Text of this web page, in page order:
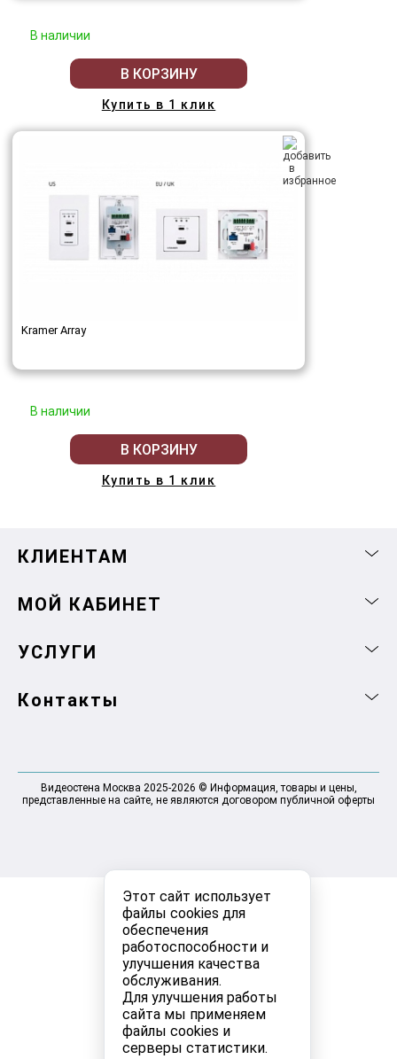
Этот сайт использует
файлы cookies для
обеспечения
работоспособности и
улучшения качества
обслуживания.
Для улучшения работы
сайта мы применяем
файлы cookies и
серверы статистики.
В наличии
В КОРЗИНУ
Купить в 1 клик
Kramer Array
В наличии
В КОРЗИНУ
Купить в 1 клик
КЛИЕНТАМ
МОЙ КАБИНЕТ
УСЛУГИ
Контакты
Видеостена Москва 2025-2026 © Информация, товары и цены,
представленные на сайте, не являются договором публичной оферты